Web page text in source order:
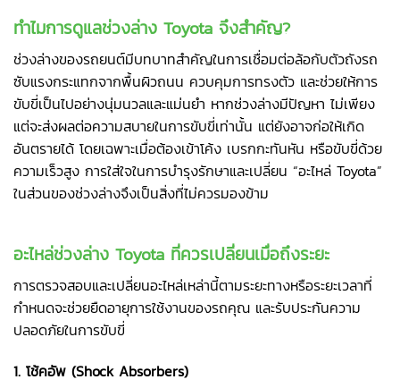
ทำไมการดูแลช่วงล่าง Toyota จึงสำคัญ?
ช่วงล่างของรถยนต์มีบทบาทสำคัญในการเชื่อมต่อล้อกับตัวถังรถ
ซับแรงกระแทกจากพื้นผิวถนน ควบคุมการทรงตัว และช่วยให้การ
ขับขี่เป็นไปอย่างนุ่มนวลและแม่นยำ หากช่วงล่างมีปัญหา ไม่เพียง
แต่จะส่งผลต่อความสบายในการขับขี่เท่านั้น แต่ยังอาจก่อให้เกิด
อันตรายได้ โดยเฉพาะเมื่อต้องเข้าโค้ง เบรกกะทันหัน หรือขับขี่ด้วย
ความเร็วสูง การใส่ใจในการบำรุงรักษาและเปลี่ยน “อะไหล่ Toyota”
ในส่วนของช่วงล่างจึงเป็นสิ่งที่ไม่ควรมองข้าม
อะไหล่ช่วงล่าง Toyota ที่ควรเปลี่ยนเมื่อถึงระยะ
การตรวจสอบและเปลี่ยนอะไหล่เหล่านี้ตามระยะทางหรือระยะเวลาที่
กำหนดจะช่วยยืดอายุการใช้งานของรถคุณ และรับประกันความ
ปลอดภัยในการขับขี่
1. โช้คอัพ (Shock Absorbers)